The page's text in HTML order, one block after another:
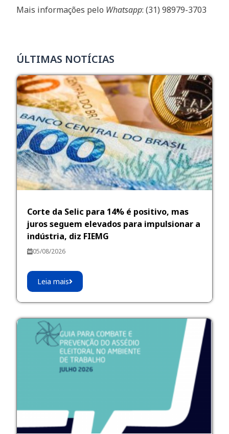
Mais informações pelo Whatsapp: (31) 98979-3703
ÚLTIMAS NOTÍCIAS
Corte da Selic para 14% é positivo, mas
juros seguem elevados para impulsionar a
indústria, diz FIEMG
05/08/2026
Leia mais